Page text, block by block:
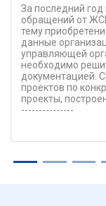
За последний
обращений от
тему
данные
управляющей
необходимо
документацией.
проектов по
проекты,
---------------